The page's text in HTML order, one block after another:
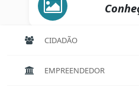
CIDADÃO
EMPREENDEDOR